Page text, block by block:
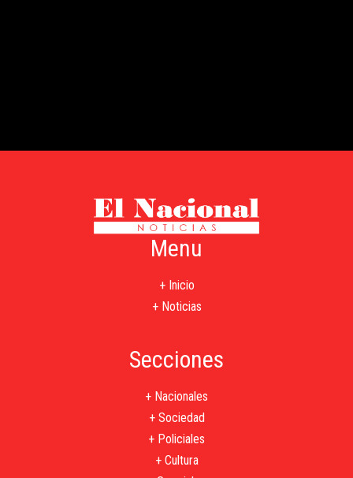
Menu
+ Inicio
+ Noticias
Secciones
+ Nacionales
+ Sociedad
+ Policiales
+ Cultura